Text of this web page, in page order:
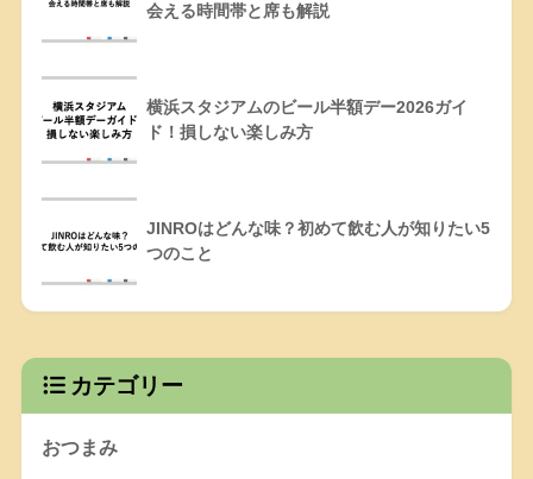
会える時間帯と席も解説
横浜スタジアムのビール半額デー2026ガイ
ド！損しない楽しみ方
JINROはどんな味？初めて飲む人が知りたい5
つのこと
カテゴリー
おつまみ